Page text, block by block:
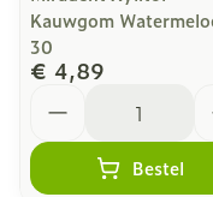
Kauwgom
30
€ 4,89
Bestel